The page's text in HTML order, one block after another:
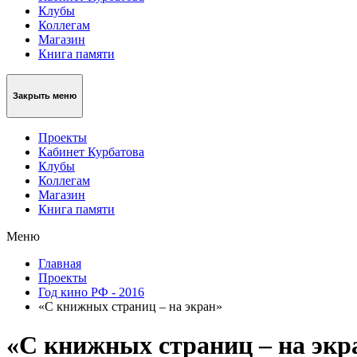
Клубы
Коллегам
Магазин
Книга памяти
Закрыть меню
Проекты
Кабинет Курбатова
Клубы
Коллегам
Магазин
Книга памяти
Меню
Главная
Проекты
Год кино РФ - 2016
«С книжных страниц – на экран»
«С книжных страниц – на